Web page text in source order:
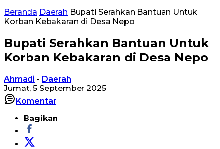
Beranda Daerah Bupati Serahkan Bantuan Untuk
Korban Kebakaran di Desa Nepo
Bupati Serahkan Bantuan Untuk
Korban Kebakaran di Desa Nepo
Ahmadi - Daerah
Jumat, 5 September 2025
Komentar
Bagikan